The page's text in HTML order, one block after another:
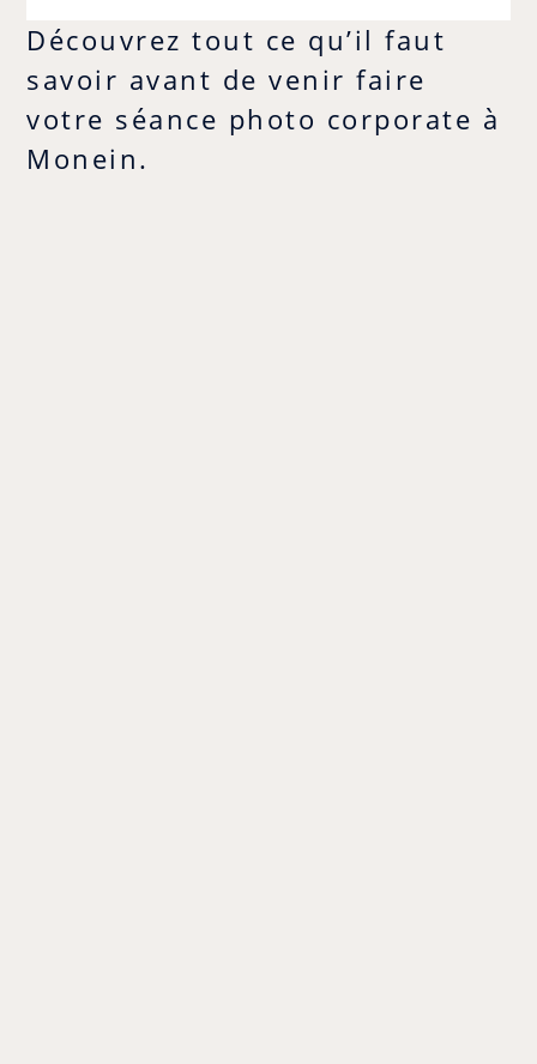
Découvrez tout ce qu’il faut
savoir avant de venir faire
votre séance photo corporate à
Monein.